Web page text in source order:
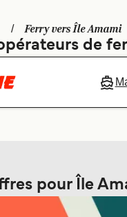
Ferry vers Île Amami
de
pour Île